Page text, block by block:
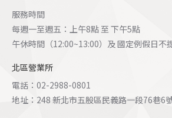
服務時間
每週一至週五：上午8點 至 下午5點
午休時間（12:00~13:00）及 國定例假日不
北區營業所
電話：02-2988-0801
地址：248 新北市五股區民義路一段76巷6